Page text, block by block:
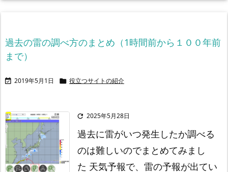
過去の雷の調べ方のまとめ（1時間前から１００年前
まで）
 2019年5月1日  役立つサイトの紹介
 2025年5月28日
過去に雷がいつ発生したか調べる
のは難しいのでまとめてみまし
た 天気予報で、雷の予報が出てい